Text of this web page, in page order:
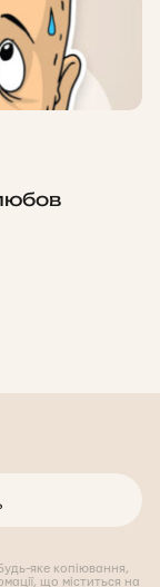
яке копіювання,
що міститься на